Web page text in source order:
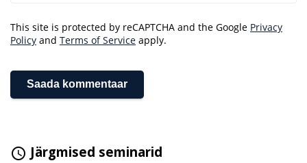
This site is protected by reCAPTCHA and the Google Privacy
Policy and Terms of Service apply.
schedule Järgmised seminarid